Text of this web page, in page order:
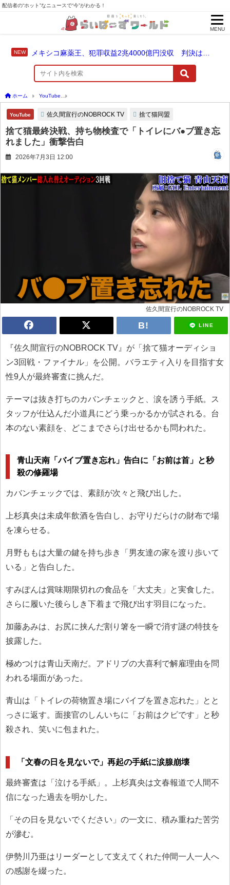
配信者の“ホット”なニュースで“今”がわかる！
MENU
ホーム YouTube
YouTube 佐久間宣行のNOBROCK TV 捨て猫同盟
捨て猫最終決戦、持ち物検査で「トイレにバ●ブ置き忘
れました」衝撃告白
2026年7月3日 12:00
佐久間宣行のNOBROCK TV
LINE
『佐久間宣行のNOBROCK TV』が「捨て猫オーディショ
ン3回戦・ファイナル」を公開。バラエティ入りを目指す女
性9人が最終審査に挑んだ。
テーマは抜き打ちのカバンチェックと、涙を誘う手紙。ス
タッフが仕込んだ小道具にどう乗っかるかが試される。台
本のない素顔を、どこまでさらけ出せるかも問われた。
青山天南「バイブ置き忘れ」告白に「お前は首」と秒
殺の修羅場
カバンチェックでは、素顔が次々と飛び出した。
上杉真央は未成年飲酒を告白し、お守りだらけの財布で場
を凍らせる。
月野ももは大量の鍵を持ち歩き「男友達の家を渡り歩いて
いる」と告白した。
すみぽんは賞味期限切れの食品を「大丈夫」と実食した。
さらに履いた後らしき下着まで飛び出す羽目になった。
加藤あみは、お尻に挟んだ割り箸を一瞬で消す謎の特技を
披露した。
極めつけは青山天南だ。アドリブの大喜利で解雇理由を問
われる場面があった。
青山は「トイレの荷物置き場にバイブを置き忘れた」とと
っさに返す。面接官のしんいちに「お前はクビです」と秒
殺され、笑いに包まれた。
「文春の日を見ないで」再起の手紙に涙腺崩壊
最終審査は「泣ける手紙」。上杉真央は文春報道で人間不
信になった過去を明かした。
「その日を見ないでください」の一文に、積み重ねた苦労
が滲む。
伊勢川乃亜はリーダーとして支えてくれた仲間一人一人へ
の感謝を綴った。